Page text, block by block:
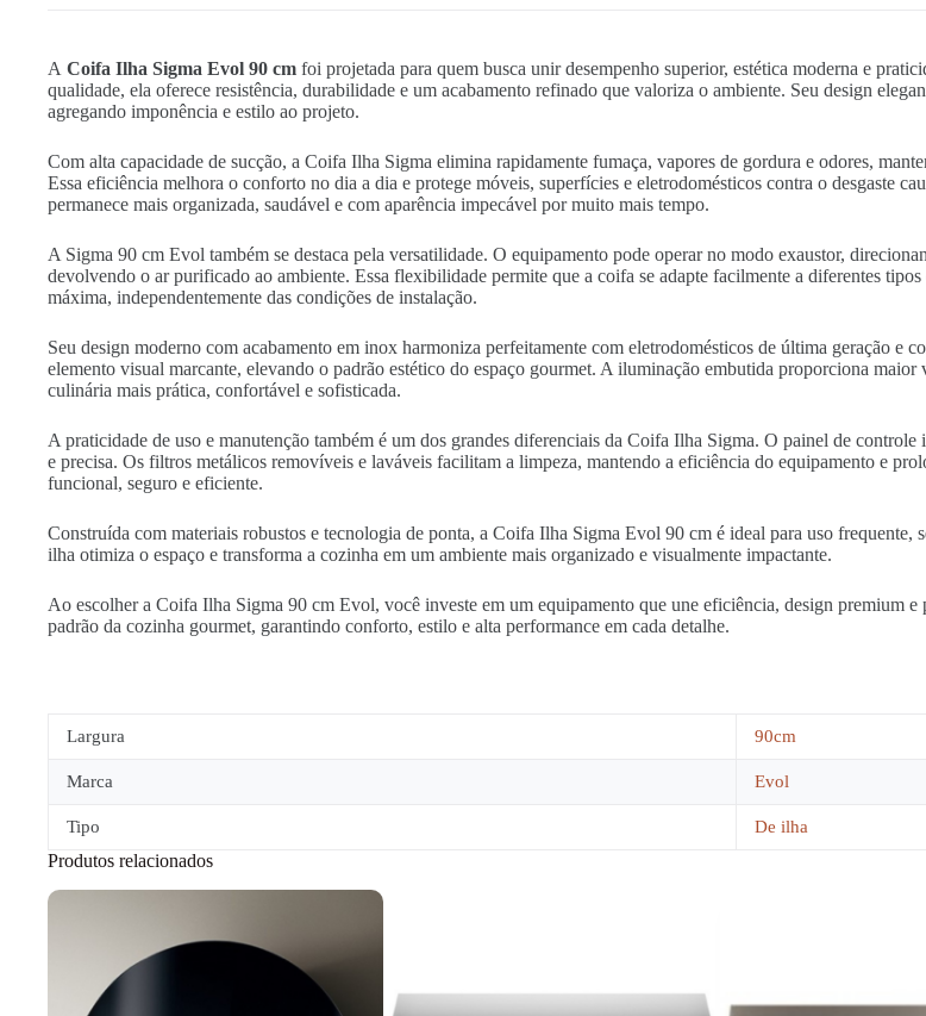
A Coifa Ilha Sigma Evol 90 cm foi projetada para quem busca unir desempenho superior, estética moderna e
qualidade, ela oferece resistência, durabilidade e um acabamento refinado que valoriza o ambiente. Seu design
agregando imponência e estilo ao projeto.
Com alta capacidade de sucção, a Coifa Ilha Sigma elimina rapidamente fumaça, vapores de gordura e odores,
Essa eficiência melhora o conforto no dia a dia e protege móveis, superfícies e eletrodomésticos contra o desgaste
permanece mais organizada, saudável e com aparência impecável por muito mais tempo.
A Sigma 90 cm Evol também se destaca pela versatilidade. O equipamento pode operar no modo exaustor,
devolvendo o ar purificado ao ambiente. Essa flexibilidade permite que a coifa se adapte facilmente a diferentes
máxima, independentemente das condições de instalação.
Seu design moderno com acabamento em inox harmoniza perfeitamente com eletrodomésticos de última geração e
elemento visual marcante, elevando o padrão estético do espaço gourmet. A iluminação embutida proporciona
culinária mais prática, confortável e sofisticada.
A praticidade de uso e manutenção também é um dos grandes diferenciais da Coifa Ilha Sigma. O painel de
e precisa. Os filtros metálicos removíveis e laváveis facilitam a limpeza, mantendo a eficiência do equipamento e
funcional, seguro e eficiente.
Construída com materiais robustos e tecnologia de ponta, a Coifa Ilha Sigma Evol 90 cm é ideal para uso frequente,
ilha otimiza o espaço e transforma a cozinha em um ambiente mais organizado e visualmente impactante.
Ao escolher a Coifa Ilha Sigma 90 cm Evol, você investe em um equipamento que une eficiência, design premium e
padrão da cozinha gourmet, garantindo conforto, estilo e alta performance em cada detalhe.
Largura 90cm
Marca Evol
Tipo De ilha
Produtos relacionados